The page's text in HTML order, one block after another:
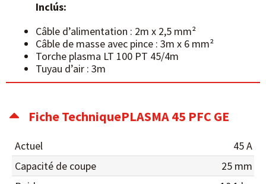
Inclús:
Câble d’alimentation : 2m x 2,5 mm²
Câble de masse avec pince : 3m x 6 mm²
Torche plasma LT 100 PT 45/4m
Tuyau d’air : 3m
Fiche TechniquePLASMA 45 PFC GE
Actuel
45 A
Capacité de coupe
25 mm